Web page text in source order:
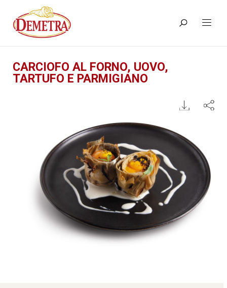
CARCIOFO AL FORNO, UOVO,
TARTUFO E PARMIGIANO